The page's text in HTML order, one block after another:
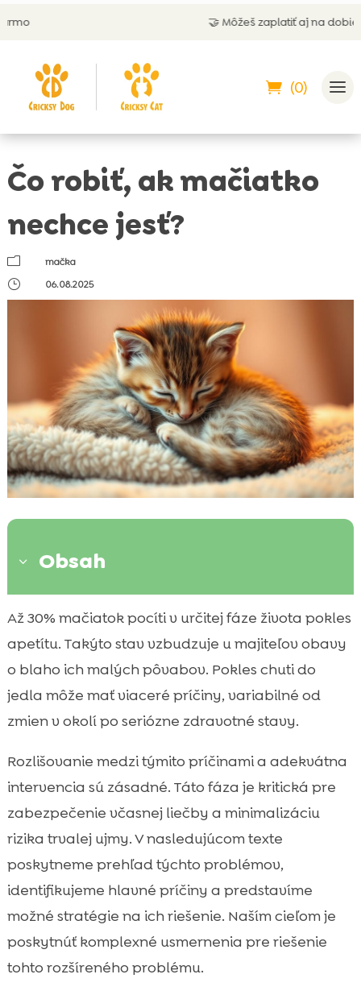
🤝 Môžeš zaplatiť aj na dobierku
(0)
Čo robiť, ak mačiatko
nechce jesť?
m
mačka
}
06.08.2025
3 Obsah
 Možné príčiny, prečo mačiatko nechce jesť
 Spôsoby, ako zvýšiť chuť mačiatko k jedlu
 Veterinárna konzultácia
 Výber správneho krmiva pre mačiatko

Hry a fyzická aktivita na podporu chuti do
 Úloha hygieny v stravovaní mačiatok
 Ako sa vyhnúť prejedaniu mačiatok
 Čo robiť, keď náš obľúbený mačiatko
nechce jesť
 Dôležitosť správneho skladovania krmiva
 Prechod na nové krmivo

Vplyv veku a rastu na chuť mačiatka do
Mietok parazitov na apetít mačiatka
Krmivo CricksyCat pre lepšie zdravie a
Až 30% mačiatok pocíti v určitej fáze života pokles
apetítu. Takýto stav vzbudzuje u majiteľov obavy
o blaho ich malých pôvabov. Pokles chuti do
jedla môže mať viaceré príčiny, variabilné od
zmien v okolí po seriózne zdravotné stavy.
Rozlišovanie medzi týmito príčinami a adekvátna
intervencia sú zásadné. Táto fáza je kritická pre
zabezpečenie včasnej liečby a minimalizáciu
rizika trvalej ujmy. V nasledujúcom texte
poskytneme prehľad týchto problémov,
identifikujeme hlavné príčiny a predstavíme
možné stratégie na ich riešenie. Naším cieľom je
poskytnúť komplexné usmernenia pre riešenie
tohto rozšíreného problému.